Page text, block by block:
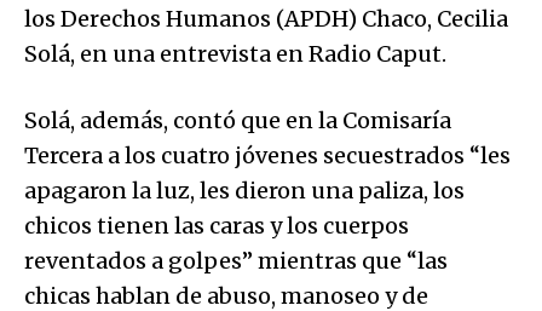
los Derechos Humanos (APDH) Chaco, Cecilia
Solá, en una entrevista en Radio Caput.
Solá, además, contó que en la Comisaría
Tercera a los cuatro jóvenes secuestrados “les
apagaron la luz, les dieron una paliza, los
chicos tienen las caras y los cuerpos
reventados a golpes” mientras que “las
chicas hablan de abuso, manoseo y de